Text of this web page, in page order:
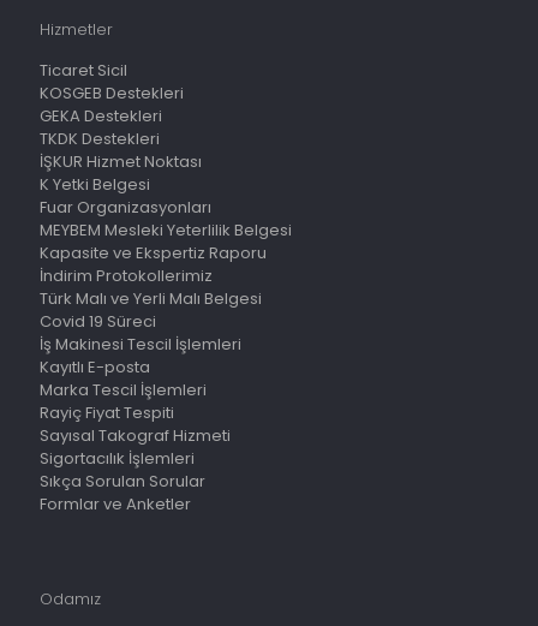
Hizmetler
Ticaret Sicil
KOSGEB Destekleri
GEKA Destekleri
TKDK Destekleri
İŞKUR Hizmet Noktası
K Yetki Belgesi
Fuar Organizasyonları
MEYBEM Mesleki Yeterlilik Belgesi
Kapasite ve Ekspertiz Raporu
İndirim Protokollerimiz
Türk Malı ve Yerli Malı Belgesi
Covid 19 Süreci
İş Makinesi Tescil İşlemleri
Kayıtlı E-posta
Marka Tescil İşlemleri
Rayiç Fiyat Tespiti
Sayısal Takograf Hizmeti
Sigortacılık İşlemleri
Sıkça Sorulan Sorular
Formlar ve Anketler
Odamız